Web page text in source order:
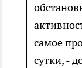
самое
сутки, -